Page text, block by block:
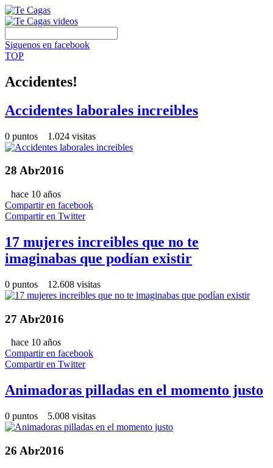
Siguenos en facebook
TOP
Accidentes!
Accidentes laborales increibles
0 puntos 1.024 visitas
28 Abr2016
hace 10 años
Compartir en facebook
Compartir en Twitter
17 mujeres increibles que no te
imaginabas que podían existir
0 puntos 12.608 visitas
27 Abr2016
hace 10 años
Compartir en facebook
Compartir en Twitter
Animadoras pilladas en el momento justo
0 puntos 5.008 visitas
26 Abr2016